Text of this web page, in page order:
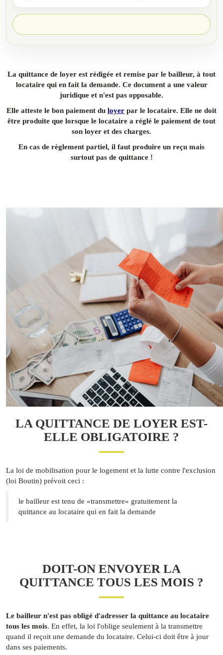
La quittance de loyer est rédigée et remise par le bailleur, à tout
locataire qui en fait la demande. Ce document a une valeur
juridique et n'est pas opposable.
Elle atteste le bon paiement du loyer par le locataire. Elle ne doit
être produite que lorsque le locataire a réglé le paiement de tout
son loyer et des charges.
En cas de règlement partiel, il faut produire un reçu mais
surtout pas de quittance !
LA QUITTANCE DE LOYER EST-
ELLE OBLIGATOIRE ?
La loi de mobilisation pour le logement et la lutte contre l'exclusion
(loi Boutin) prévoit ceci :
le bailleur est tenu de «transmettre» gratuitement la
quittance au locataire qui en fait la demande
DOIT-ON ENVOYER LA
QUITTANCE TOUS LES MOIS ?
Le bailleur n'est pas obligé d'adresser la quittance au locataire
tous les mois. En effet, la loi l'oblige seulement à la transmettre
quand il reçoit une demande du locataire. Celui-ci doit être à jour
dans ses paiements.